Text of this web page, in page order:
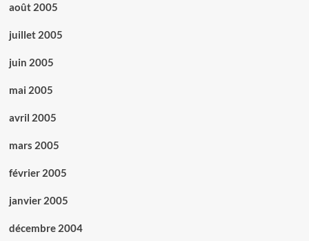
août 2005
juillet 2005
juin 2005
mai 2005
avril 2005
mars 2005
février 2005
janvier 2005
décembre 2004